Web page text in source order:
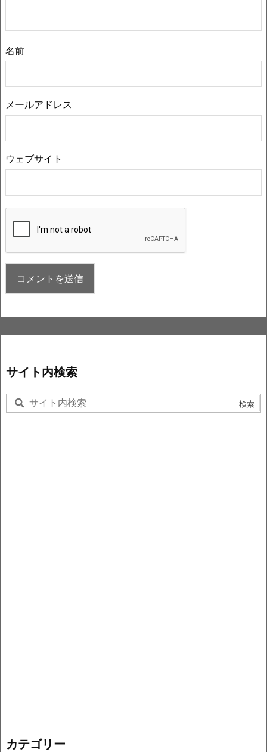
名前
メールアドレス
ウェブサイト
サイト内検索
カテゴリー